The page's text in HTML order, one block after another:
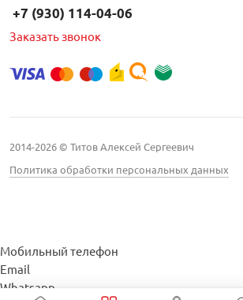
+7 (930) 114-04-06
Заказать звонок
2014-2026 © Титов Алексей Сергеевич
Политика обработки персональных данных
Мобильный телефон
Email
Whatsapp